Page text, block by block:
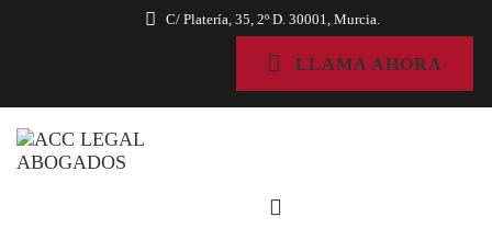
C/ Platería, 35, 2º D. 30001, Murcia.
LLAMA AHORA